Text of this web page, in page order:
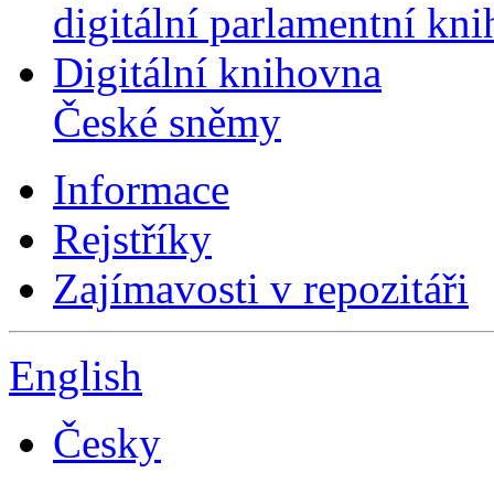
digitální parlamentní
Digitální knihovna
České sněmy
Informace
Rejstříky
Zajímavosti v repozitáři
English
Česky